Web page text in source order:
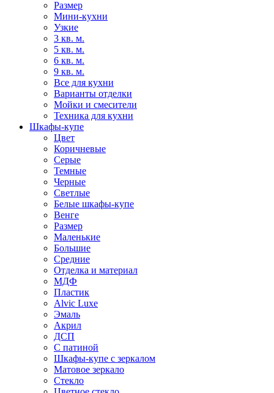
Размер
Мини-кухни
Узкие
3 кв. м.
5 кв. м.
6 кв. м.
9 кв. м.
Все для кухни
Варианты отделки
Мойки и смесители
Техника для кухни
Шкафы-купе
Цвет
Коричневые
Серые
Темные
Черные
Светлые
Белые шкафы-купе
Венге
Размер
Маленькие
Большие
Средние
Отделка и материал
МДФ
Пластик
Alvic Luxe
Эмаль
Акрил
ДСП
С патиной
Шкафы-купе с зеркалом
Матовое зеркало
Стекло